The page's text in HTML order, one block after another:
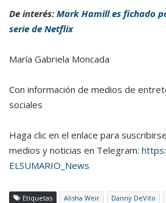
De interés: Mark Hamill es fichado
serie de Netflix
María Gabriela Moncada
Con información de medios de
sociales
Haga clic en el enlace para
medios y noticias en Telegram:
ELSUMARIO_News
Etiquetas Alisha Weir Danny DeVito